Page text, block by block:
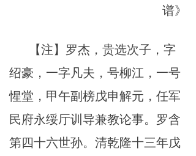
谱》
【注】罗杰，贵选次子，字
绍豪，一字凡夫，号柳江，一号
惺堂，甲午副榜戊申解元，任军
民府永绥厅训导兼教论事。罗含
第四十六世孙。清乾隆十三年戊